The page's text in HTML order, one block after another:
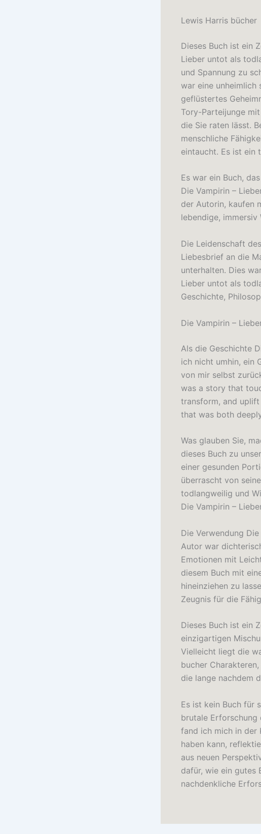
Lewis Harris bücher
Dieses Buch ist ein
Lieber untot als
und Spannung zu
war eine unheimlich
geflüstertes
Tory-Parteijunge
die Sie raten lässt.
menschliche
eintaucht. Es ist ein
Es war ein Buch,
Die Vampirin –
der Autorin, kaufen
lebendige, immersiv
Die Leidenschaft
Liebesbrief an die
unterhalten. Dies
Lieber untot als
Geschichte,
Die Vampirin –
Als die Geschichte
ich nicht umhin, ein
von mir selbst
was a story that
transform, and
that was both
Was glauben Sie,
dieses Buch zu
einer gesunden
überrascht von
todlangweilig und
Die Vampirin –
Die Verwendung
Autor war
Emotionen mit
diesem Buch mit
hineinziehen zu
Zeugnis für die
Dieses Buch ist ein
einzigartigen
Vielleicht liegt die
bucher
die lange nachdem
Es ist kein Buch für
brutale Erforschung
fand ich mich in der
haben kann,
aus neuen
dafür, wie ein gutes
nachdenkliche